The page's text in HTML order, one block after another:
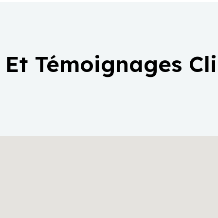
Et Témoignages